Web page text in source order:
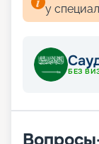
Aroya
которых:
борту,
такие как
The Fish
Саудовским
у
БЕЗ